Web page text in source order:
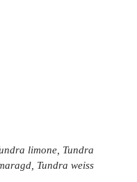
limone, Tundra
Tundra weiss